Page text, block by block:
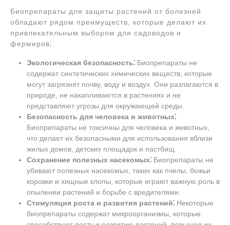
Биопрепараты для защиты растений от болезней
обладают рядом преимуществ, которые делают их
привлекательным выбором для садоводов и
фермеров⁚
Экологическая безопасность⁚ Биопрепараты не
содержат синтетических химических веществ, которые
могут загрязнят почву, воду и воздух. Они разлагаются в
природе, не накапливаются в растениях и не
представляют угрозы для окружающей среды.
Безопасность для человека и животных⁚
Биопрепараты не токсичны для человека и животных,
что делает их безопасными для использования вблизи
жилых домов, детских площадок и пастбищ.
Сохранение полезных насекомых⁚ Биопрепараты не
убивают полезных насекомых, таких как пчелы, божьи
коровки и хищные клопы, которые играют важную роль в
опылении растений и борьбе с вредителями.
Стимуляция роста и развития растений⁚ Некоторые
биопрепараты содержат микроорганизмы, которые